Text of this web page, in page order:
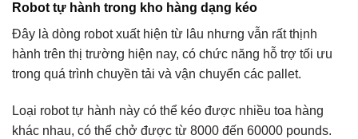
Robot tự hành trong kho hàng dạng kéo
Đây là dòng robot xuất hiện từ lâu nhưng vẫn rất thịnh
hành trên thị trường hiện nay, có chức năng hỗ trợ tối ưu
trong quá trình chuyền tải và vận chuyển các pallet.
Loại robot tự hành này có thể kéo được nhiều toa hàng
khác nhau, có thể chở được từ 8000 đến 60000 pounds.